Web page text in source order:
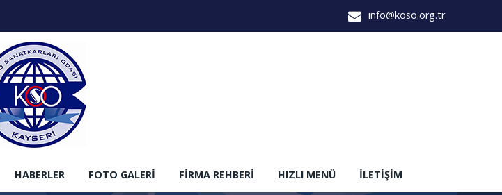
info@koso.org.tr
HABERLER FOTO GALERI FIRMA REHBERI HIZLI MENÜ İLETIŞIM